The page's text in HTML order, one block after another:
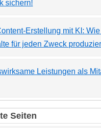
sichern!
Erstellung mit KI:
für jeden Zweck
Leistungen als
Seiten